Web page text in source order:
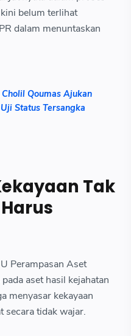
belum terlihat
dalam menuntaskan
Qoumas Ajukan
Status Tersangka
Tak
Perampasan Aset
aset hasil kejahatan
menyasar kekayaan
secara tidak wajar.